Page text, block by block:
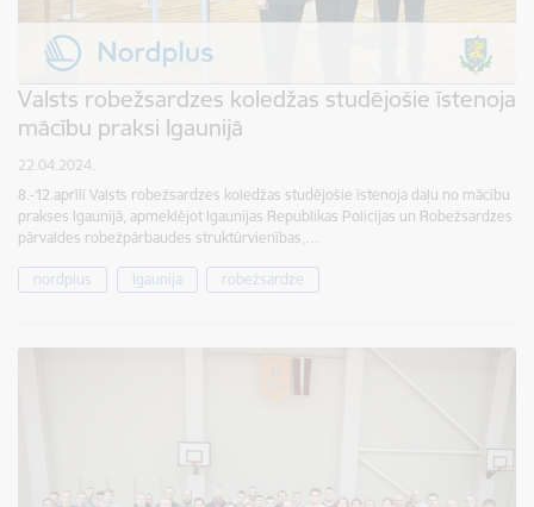
Valsts robežsardzes koledžas studējošie īstenoja
mācību praksi Igaunijā
22.04.2024.
8.-12.aprīlī Valsts robežsardzes koledžas studējošie īstenoja daļu no mācību
prakses Igaunijā, apmeklējot Igaunijas Republikas Policijas un Robežsardzes
pārvaldes robežpārbaudes struktūrvienības,…
nordplus Igaunija robežsardze